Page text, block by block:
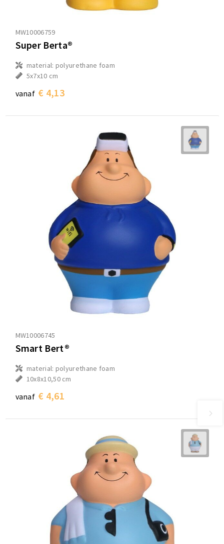
MW10006759
Super Berta®
material: polyurethane foam
5x7x10 cm
vanaf € 4,13
MW10006745
Smart Bert®
material: polyurethane foam
10x8x10,50 cm
vanaf € 4,61